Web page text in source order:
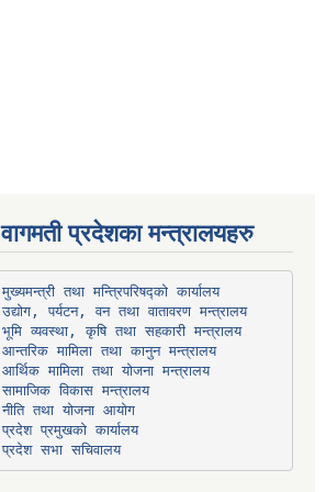
वागमती प्रदेशका मन्त्रालयहरु
मुख्यमन्त्री तथा मन्त्रिपरिषद्को कार्यालय
उद्योग, पर्यटन, वन तथा वातावरण मन्त्रालय
भूमि व्यवस्था, कृषि तथा सहकारी मन्त्रालय
आन्तरिक मामिला तथा कानुन मन्त्रालय
आर्थिक मामिला तथा योजना मन्त्रालय
सामाजिक विकास मन्त्रालय
नीति तथा योजना आयोग
प्रदेश प्रमुखको कार्यालय
प्रदेश सभा सचिवालय